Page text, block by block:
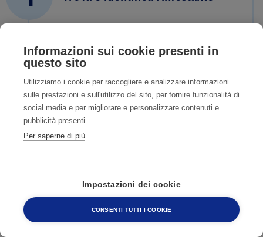
2 Contatta un nostro esperto
3 Fissa un sopralluogo accurato
problema
800 482 320
Informazioni sui cookie presenti in
questo sito
Utilizziamo i cookie per raccogliere e analizzare informazioni
sulle prestazioni e sull'utilizzo del sito, per fornire funzionalità di
social media e per migliorare e personalizzare contenuti e
pubblicità presenti.
Per saperne di più
Impostazioni dei cookie
CONSENTI TUTTI I COOKIE